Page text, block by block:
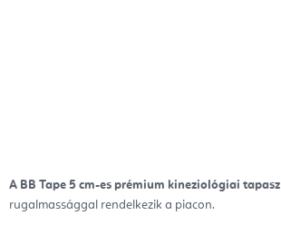
A BB Tape 5 cm-es prémium kineziológiai tapasz
rugalmassággal rendelkezik a piacon.